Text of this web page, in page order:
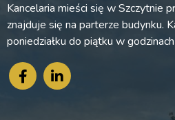
Kancelaria mieści się w Szczytnie
znajduje się na parterze budynku.
poniedziałku do piątku w